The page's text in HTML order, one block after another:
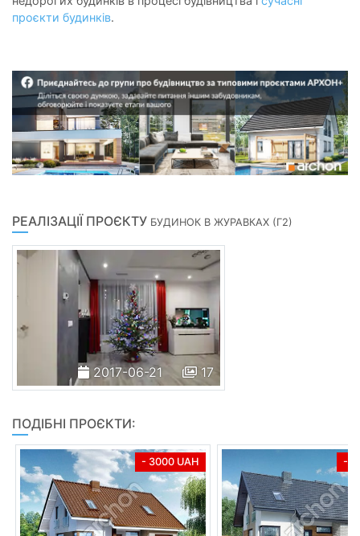
проєкти будинків.
РЕАЛІЗАЦІЇ ПРОЄКТУ БУДИНОК В ЖУРАВКАХ (Г2)
2017-06-21 17
ПОДІБНІ ПРОЄКТИ:
- 3000 UAH -